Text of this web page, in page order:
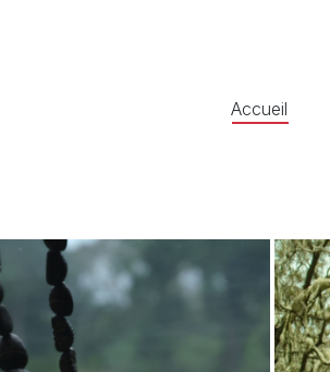
Accueil